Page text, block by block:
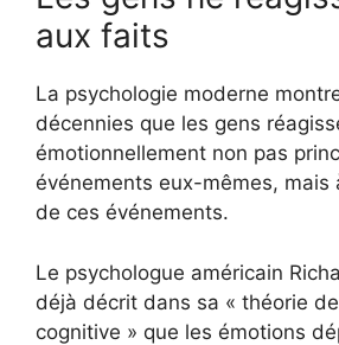
aux faits
La psychologie moderne
décennies que les gens
émotionnellement non pas
événements eux-mêmes, mais
de ces événements.
Le psychologue américain
déjà décrit dans sa « théorie de
cognitive » que les émotions